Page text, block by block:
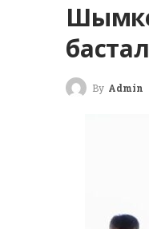
By Admin